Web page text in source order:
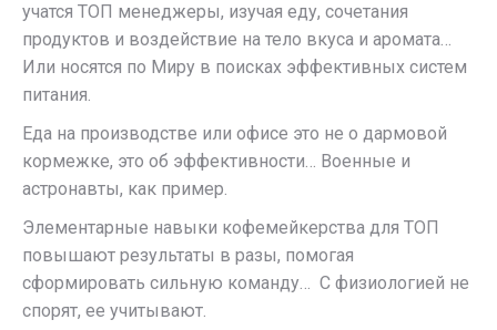
учатся ТОП менеджеры, изучая еду, сочетания
продуктов и воздействие на тело вкуса и аромата…
Или носятся по Миру в поисках эффективных систем
питания.
Еда на производстве или офисе это не о дармовой
кормежке, это об эффективности… Военные и
астронавты, как пример.
Элементарные навыки кофемейкерства для ТОП
повышают результаты в разы, помогая
сформировать сильную команду… С физиологией не
спорят, ее учитывают.